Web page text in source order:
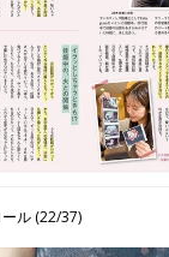
ル (22/37)